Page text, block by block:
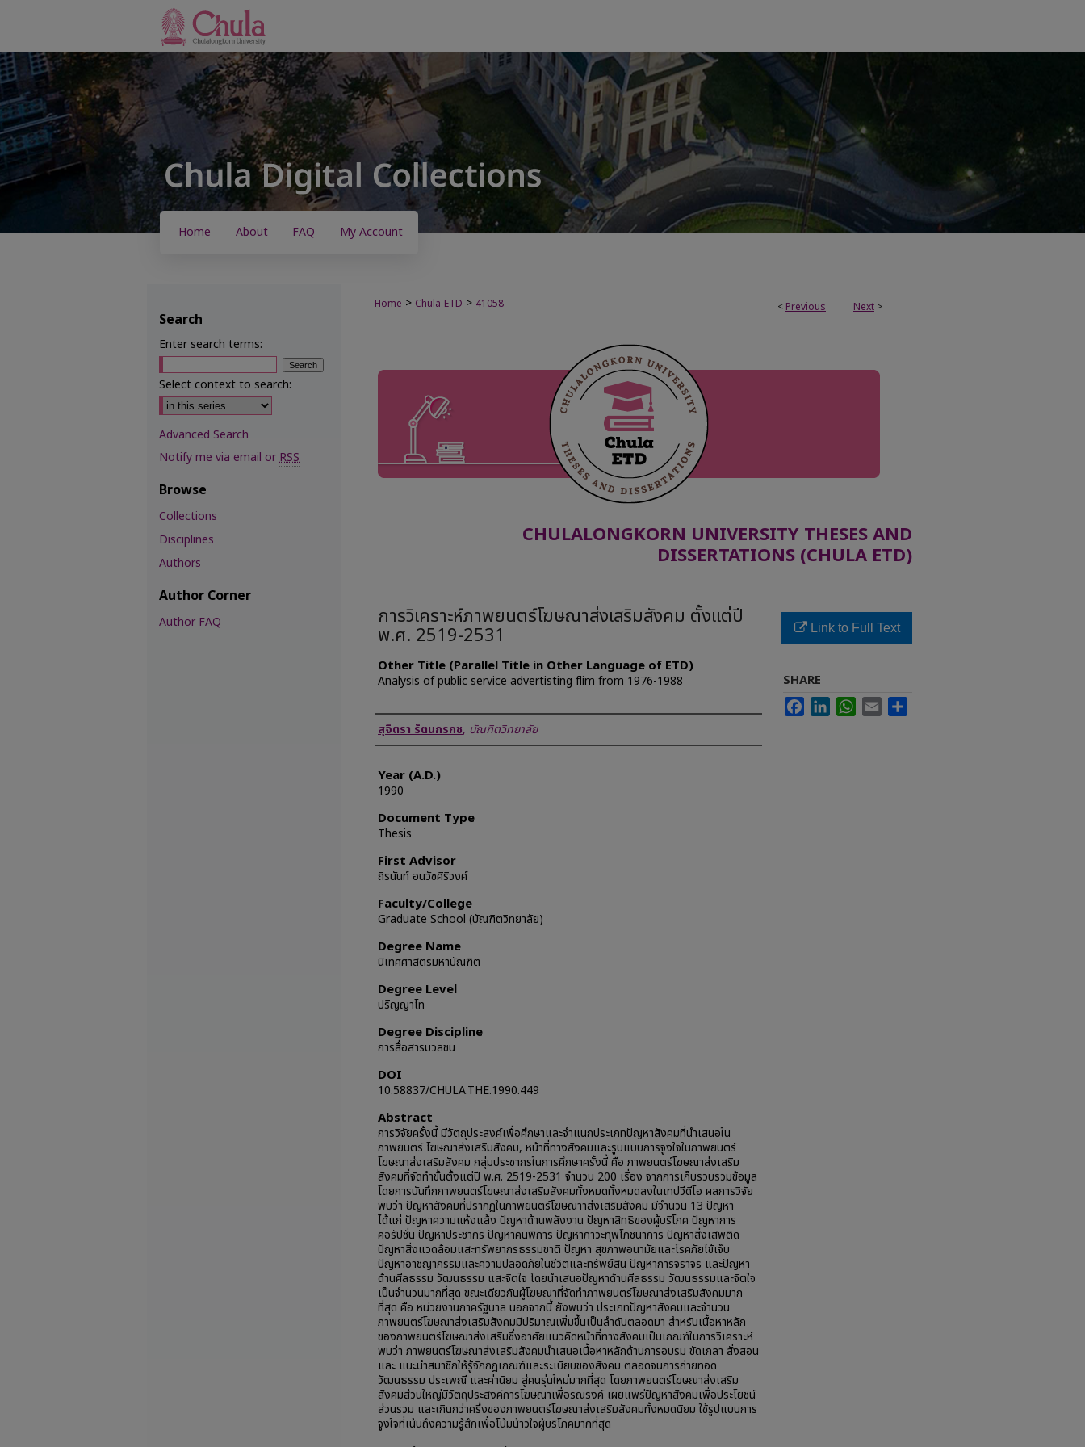
Home About FAQ My Account
< Previous Next >
Home > Chula-ETD > 41058
CHULALONGKORN UNIVERSITY THESES AND
DISSERTATIONS (CHULA ETD)
การวิเคราะห์ภาพยนตร์โฆษณาส่งเสริมสังคม ตั้งแต่ปี
พ.ศ. 2519-2531
Other Title (Parallel Title in Other Language of ETD)
Analysis of public service advertisting flim from 1976-1988
Author
สุจิตรา รัตนกรกช, บัณฑิตวิทยาลัย
Year (A.D.)
1990
Document Type
Thesis
First Advisor
ถิรนันท์ อนวัชศิริวงศ์
Faculty/College
Graduate School (บัณฑิตวิทยาลัย)
Degree Name
นิเทศศาสตรมหาบัณฑิต
Degree Level
ปริญญาโท
Degree Discipline
การสื่อสารมวลชน
DOI
10.58837/CHULA.THE.1990.449
Abstract
การวิจัยครั้งนี้ มีวัตถุประสงค์เพื่อศึกษาและจำแนกประเภทปัญหาสังคมที่นำเสนอใน
ภาพยนตร์ โฆษณาส่งเสริมสังคม, หน้าที่ทางสังคมและรูบแบบการจูงใจในภาพยนตร์
โฆษณาส่งเสริมสังคม กลุ่มประชากรในการศึกษาครั้งนี้ คือ ภาพยนตร์โฆษณาส่งเสริม
สังคมที่จัดทำขั้นตั้งแต่ปี พ.ศ. 2519-2531 จำนวน 200 เรื่อง จากการเก็บรวบรวมข้อมูล
โดยการบันทึกภาพยนตร์โฆษณาส่งเสริมสังคมทั้งหมดทั้งหมดลงในเทปวีดีโอ ผลการวิจัย
พบว่า ปัญหาสังคมที่ปรากฏในภาพยนตร์โฆษณาาส่งเสริมสังคม มีจำนวน 13 ปัญหา
ได้แก่ ปัญหาความแห้งแล้ง ปัญหาด้านพลังงาน ปัญหาสิทธิของผู้บริโภค ปัญหาการ
คอรัปชั่น ปัญหาประชากร ปัญหาคนพิการ ปัญหาภาวะทุพโภชนาการ ปัญหาสิ่งเสพติด
ปัญหาสิ่งแวดล้อมแสะทรัพยากรธรรมชาติ ปัญหา สุขภาพอนามัยและโรคภัยไข้เจ็บ
ปัญหาอาชญากรรมและความปลอดภัยในชีวิตและทรัพย์สิน ปัญหาการจราจร และปัญหา
ด้านศีลธรรม วัฒนธรรม แสะจิตใจ โดยนำเสนอปัญหาด้านศีลธรรม วัฒนธรรมและจิตใจ
เป็นจำนวนมากที่สุด ขณะเดียวกันผู้โฆษณาที่จัดทำภาพยนตร์โฆษณาส่งเสริมสังคมมาก
ที่สุด คือ หน่วยงานภาครัฐบาล นอกจากนี้ ยังพบว่า ประเภทปัญหาสังคมและจำนวน
ภาพยนตร์โฆษณาส่งเสริมสังคมมีปริมาณเพิ่มขึ้นเป็นลำดับตลอดมา สำหรับเนื้อหาหลัก
ของภาพยนตร์โฆษณาส่งเสริมซึ่งอาศัยแนวคิดหน้าที่ทางสังคมเป็นเกณฑ์ในการวิเคราะห์
พบว่า ภาพยนตร์โฆษณาส่งเสริมสังคมนำเสนอเนื้อหาหลักด้านการอบรม ขัดเกลา สั่งสอน
และ แนะนำสมาชิกให้รู้จักกฎเกณฑ์และระเบียบของสังคม ตลอดจนการถ่ายทอด
วัฒนธรรม ประเพณี และค่านิยม สู่คนรุ่นใหม่มากที่สุด โดยภาพยนตร์โฆษณาส่งเสริม
สังคมส่วนใหญ่มีวัตถุประสงค์การโฆษณาเพื่อรณรงค์ เผยแพร่ปัญหาสังคมเพื่อประโยชน์
ส่วนรวม และเกินกว่าครึ่งของภาพยนตร์โฆษณาส่งเสริมสังคมทั้งหมดนิยม ใช้รูปแบบการ
จูงใจที่เน้นถึงความรู้สึกเพื่อโน้มน้าวใจผู้บริโภคมากที่สุด
Link to Full Text
SHARE
FacebookLinkedInWhatsApp
Email
Search
Enter search terms:
Select context to search:
Advanced Search
Notify me via email or RSS
Browse
Collections
Disciplines
Authors
Author Corner
Author FAQ